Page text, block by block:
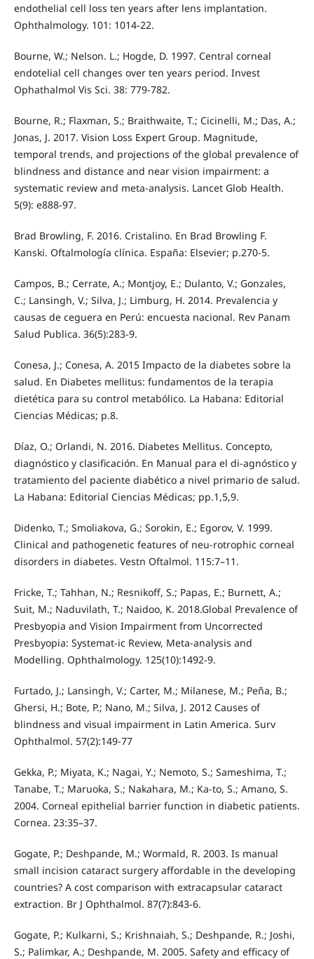
endothelial cell loss ten years after lens implantation.
Ophthalmology. 101: 1014-22.
Bourne, W.; Nelson. L.; Hogde, D. 1997. Central corneal
endotelial cell changes over ten years period. Invest
Ophathalmol Vis Sci. 38: 779-782.
Bourne, R.; Flaxman, S.; Braithwaite, T.; Cicinelli, M.; Das, A.;
Jonas, J. 2017. Vision Loss Expert Group. Magnitude,
temporal trends, and projections of the global prevalence of
blindness and distance and near vision impairment: a
systematic review and meta-analysis. Lancet Glob Health.
5(9): e888-97.
Brad Browling, F. 2016. Cristalino. En Brad Browling F.
Kanski. Oftalmología clínica. España: Elsevier; p.270-5.
Campos, B.; Cerrate, A.; Montjoy, E.; Dulanto, V.; Gonzales,
C.; Lansingh, V.; Silva, J.; Limburg, H. 2014. Prevalencia y
causas de ceguera en Perú: encuesta nacional. Rev Panam
Salud Publica. 36(5):283-9.
Conesa, J.; Conesa, A. 2015 Impacto de la diabetes sobre la
salud. En Diabetes mellitus: fundamentos de la terapia
dietética para su control metabólico. La Habana: Editorial
Ciencias Médicas; p.8.
Díaz, O.; Orlandi, N. 2016. Diabetes Mellitus. Concepto,
diagnóstico y clasificación. En Manual para el di-agnóstico y
tratamiento del paciente diabético a nivel primario de salud.
La Habana: Editorial Ciencias Médicas; pp.1,5,9.
Didenko, T.; Smoliakova, G.; Sorokin, E.; Egorov, V. 1999.
Clinical and pathogenetic features of neu-rotrophic corneal
disorders in diabetes. Vestn Oftalmol. 115:7–11.
Fricke, T.; Tahhan, N.; Resnikoff, S.; Papas, E.; Burnett, A.;
Suit, M.; Naduvilath, T.; Naidoo, K. 2018.Global Prevalence of
Presbyopia and Vision Impairment from Uncorrected
Presbyopia: Systemat-ic Review, Meta-analysis and
Modelling. Ophthalmology. 125(10):1492-9.
Furtado, J.; Lansingh, V.; Carter, M.; Milanese, M.; Peña, B.;
Ghersi, H.; Bote, P.; Nano, M.; Silva, J. 2012 Causes of
blindness and visual impairment in Latin America. Surv
Ophthalmol. 57(2):149-77
Gekka, P.; Miyata, K.; Nagai, Y.; Nemoto, S.; Sameshima, T.;
Tanabe, T.; Maruoka, S.; Nakahara, M.; Ka-to, S.; Amano, S.
2004. Corneal epithelial barrier function in diabetic patients.
Cornea. 23:35–37.
Gogate, P.; Deshpande, M.; Wormald, R. 2003. Is manual
small incision cataract surgery affordable in the developing
countries? A cost comparison with extracapsular cataract
extraction. Br J Ophthalmol. 87(7):843-6.
Gogate, P.; Kulkarni, S.; Krishnaiah, S.; Deshpande, R.; Joshi,
S.; Palimkar, A.; Deshpande, M. 2005. Safety and efficacy of